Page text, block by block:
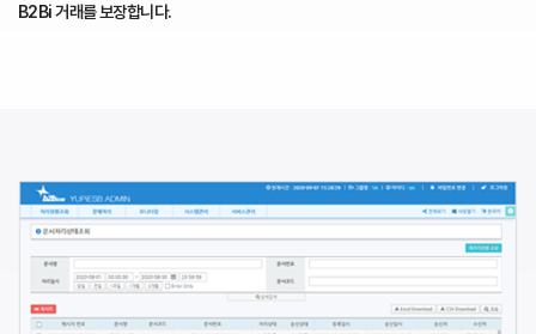
B2Bi 거래를 보장합니다.